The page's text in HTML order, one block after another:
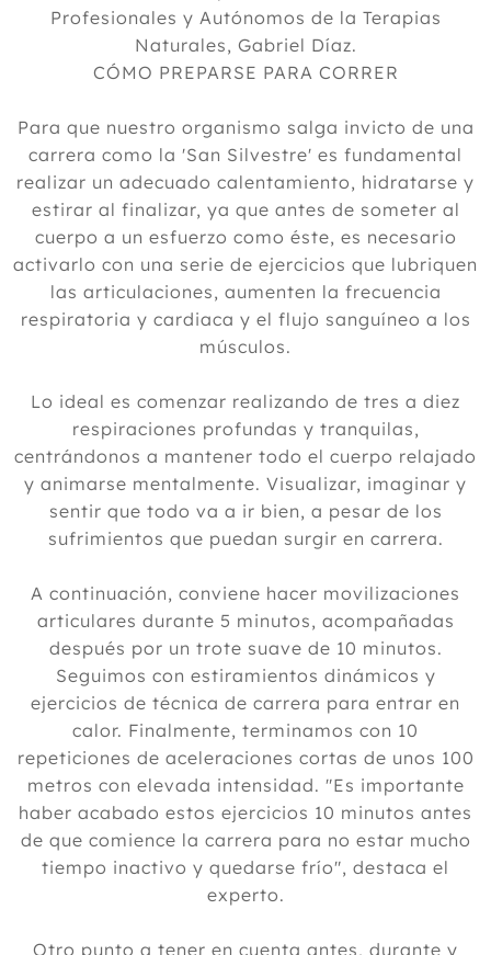
Profesionales y Autónomos de la Terapias
Naturales, Gabriel Díaz.
CÓMO PREPARSE PARA CORRER
Para que nuestro organismo salga invicto de una
carrera como la 'San Silvestre' es fundamental
realizar un adecuado calentamiento, hidratarse y
estirar al finalizar, ya que antes de someter al
cuerpo a un esfuerzo como éste, es necesario
activarlo con una serie de ejercicios que lubriquen
las articulaciones, aumenten la frecuencia
respiratoria y cardiaca y el flujo sanguíneo a los
músculos.
Lo ideal es comenzar realizando de tres a diez
respiraciones profundas y tranquilas,
centrándonos a mantener todo el cuerpo relajado
y animarse mentalmente. Visualizar, imaginar y
sentir que todo va a ir bien, a pesar de los
sufrimientos que puedan surgir en carrera.
A continuación, conviene hacer movilizaciones
articulares durante 5 minutos, acompañadas
después por un trote suave de 10 minutos.
Seguimos con estiramientos dinámicos y
ejercicios de técnica de carrera para entrar en
calor. Finalmente, terminamos con 10
repeticiones de aceleraciones cortas de unos 100
metros con elevada intensidad. "Es importante
haber acabado estos ejercicios 10 minutos antes
de que comience la carrera para no estar mucho
tiempo inactivo y quedarse frío", destaca el
experto.
Otro punto a tener en cuenta antes, durante y